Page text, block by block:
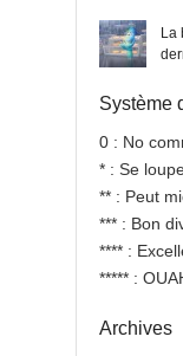
La
Système
0 : No
* : Se
** : Peut
*** : Bon
**** :
***** :
Archives